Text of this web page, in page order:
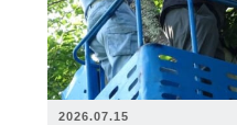
2026.07.15